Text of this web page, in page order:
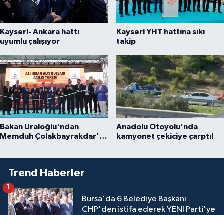
Kayseri- Ankara hattı
uyumlu çalışıyor
Kayseri YHT hattına sıkı
takip
Bakan Uraloğlu'ndan
Memduh Çolakbayrakdar'a
Anadolu Otoyolu'nda
kamyonet çekiciye çarptı!
Trend Haberler
Bursa'da 6 Belediye Başkanı
CHP'den istifa ederek YENİ Parti'ye
1